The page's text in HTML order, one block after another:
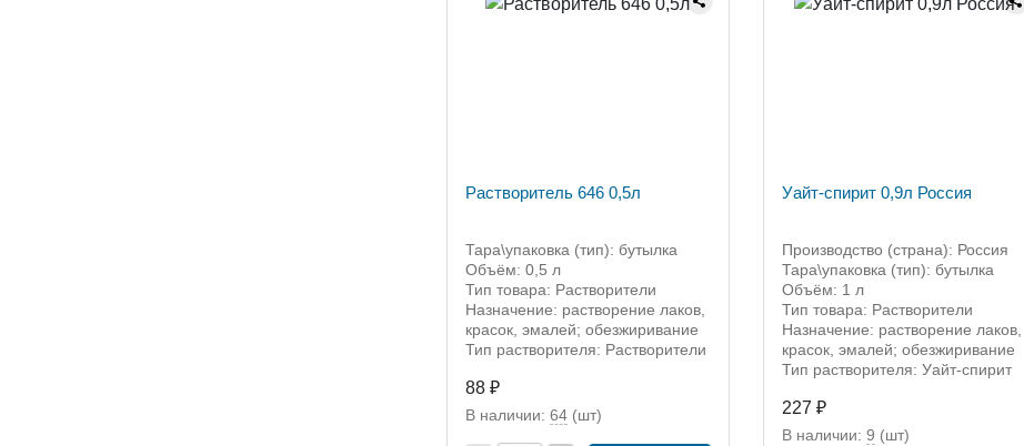
Растворитель 646 0,5л
Тара\упаковка (тип): бутылка
Объём: 0,5 л
Тип товара: Растворители
Назначение: растворение лаков,
красок, эмалей; обезжиривание
Тип растворителя: Растворители
88 ₽
В наличии: 64 (шт)
Уайт-спирит 0,9л Россия
Производство (страна): Россия
Тара\упаковка (тип): бутылка
Объём: 1 л
Тип товара: Растворители
Назначение: растворение лаков,
красок, эмалей; обезжиривание
Тип растворителя: Уайт-спирит
227 ₽
В наличии: 9 (шт)